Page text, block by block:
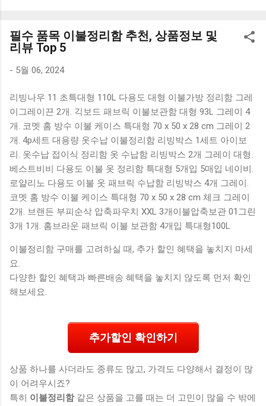
혜택을 놓치지 마세요. 다양한 할인 혜택과 빠른배송 혜택을 놓
치지 않도록 먼저 확인해보세요. 추가할인 확인하기 상품 하나
를 사더라도 종류도 많고, 가격도 다양해서 결정이 많이 어려우
많을 수 밖에 없습니다. 다양한 상품들을 상세스펙 과 가격 을
꼼꼼히 비교해서 구매하실 수 있도록 순위 추천 해드릴게요. 특
가상품 보러가기 추천상품 Best 유니콘 멀티페어링 스마트폰
태블릿 거치형 저소음 블루투스 키보드, BK-500SB, 일반형, 블
랙 유니콘 멀티페어링 스마트폰 태...
필수 품목 이불정리함 추천, 상품정보 및
리뷰 Top 5
- 5월 06, 2024
리빙나우 11 초특대형 110L 다용도 대형 이불가방 정리함 그레
이그레이끈 2개. 긱보드 패브릭 이불보관함 대형 93L 그레이 4
개. 코멧 홈 방수 이불 케이스 특대형 70 x 50 x 28 cm 그레이 2
개. 4p세트 대용량 옷수납 이불정리함 리빙박스 1세트 아이보
리. 옷수납 접이식 정리함 옷 수납함 리빙박스 2개 그레이 대형.
베스트비비 다용도 이불 옷 정리함 특대형 5개입 5매입 네이비.
로얄리노 다용도 이불 옷 패브릭 수납함 리빙박스 4개 그레이.
코멧 홈 방수 이불 케이스 특대형 70 x 50 x 28 cm 체크 그레이
2개. 브랜든 부피순삭 압축파우치 XXL 3개이불압축보관 01그린
3개 1개. 홈브라운 패브릭 이불 보관함 4개입 특대형100L
이불정리함 구매를 고려하실 때, 추가 할인 혜택을 놓치지 마세
요.
다양한 할인 혜택과 빠른배송 혜택을 놓치지 않도록 먼저 확인
해보세요.
추가할인 확인하기
상품 하나를 사더라도 종류도 많고, 가격도 다양해서 결정이 많
이 어려우시죠?
특히 이불정리함 같은 상품을 고를 때는 더 고민이 많을 수 밖에